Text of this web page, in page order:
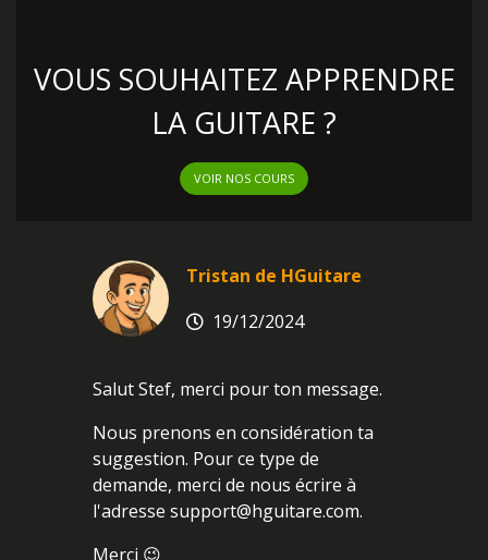
VOUS SOUHAITEZ APPRENDRE
LA GUITARE ?
VOIR NOS COURS
Tristan de HGuitare
19/12/2024
Salut Stef, merci pour ton message.
Nous prenons en considération ta
suggestion. Pour ce type de
demande, merci de nous écrire à
l'adresse support@hguitare.com.
Merci 😉